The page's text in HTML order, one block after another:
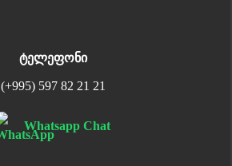
ტელეფონი
(+995) 597 82 21 21
Whatsapp Chat